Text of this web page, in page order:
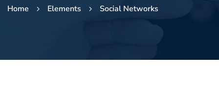
Home Elements Social Networks